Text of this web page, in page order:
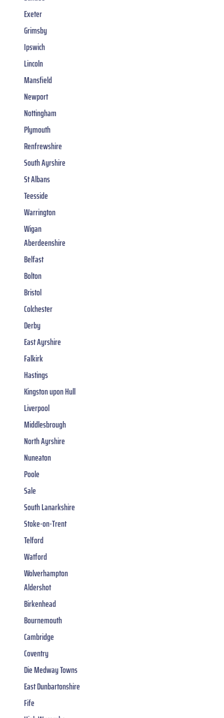
Exeter
Grimsby
Ipswich
Lincoln
Mansfield
Newport
Nottingham
Plymouth
Renfrewshire
South Ayrshire
St Albans
Teesside
Warrington
Wigan
Aberdeenshire
Belfast
Bolton
Bristol
Colchester
Derby
East Ayrshire
Falkirk
Hastings
Kingston upon Hull
Liverpool
Middlesbrough
North Ayrshire
Nuneaton
Poole
Sale
South Lanarkshire
Stoke-on-Trent
Telford
Watford
Wolverhampton
Aldershot
Birkenhead
Bournemouth
Cambridge
Coventry
Die Medway Towns
East Dunbartonshire
Fife